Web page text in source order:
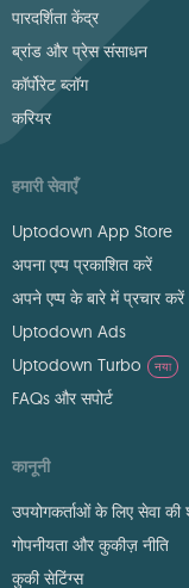
पारदर्शिता केंद्र
ब्रांड और प्रेस संसाधन
कॉर्पोरेट ब्लॉग
करियर
हमारी सेवाएँ
Uptodown App Store
अपना एप्प प्रकाशित करें
अपने एप्प के बारे में प्रचार करें
Uptodown Ads
Uptodown Turbo
नया
FAQs और सपोर्ट
कानूनी
उपयोगकर्ताओं के लिए सेवा की
गोपनीयता और कुकीज़ नीति
कुकी सेटिंग्स